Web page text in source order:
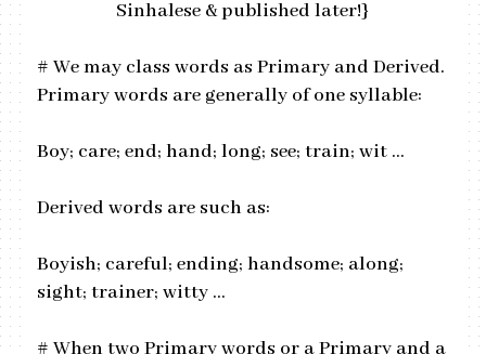
Sinhalese & published later!}
# We may class words as Primary and Derived.
Primary words are generally of one syllable:
Boy; care; end; hand; long; see; train; wit …
Derived words are such as:
Boyish; careful; ending; handsome; along;
sight; trainer; witty …
# When two Primary words or a Primary and a